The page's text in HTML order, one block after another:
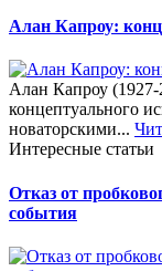
Алан Капроу:
Алан Капроу (1927-
концептуального
новаторскими...
Интересные статьи
Отказ от
события